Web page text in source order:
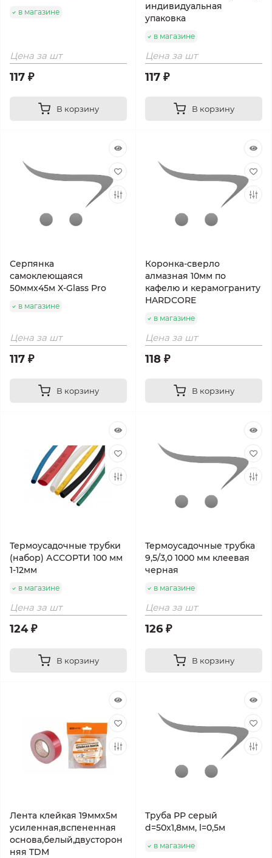
в магазине
Цена за шт
117 ₽
В корзину
индивидуальная
упаковка
в магазине
Цена за шт
117 ₽
В корзину
Серпянка
самоклеющаяся
50ммх45м X-Glass Pro
в магазине
Цена за шт
117 ₽
В корзину
Коронка-сверло
алмазная 10мм по
кафелю и керамограниту
HARDCORE
в магазине
Цена за шт
118 ₽
В корзину
Термоусадочные трубки
(набор) АССОРТИ 100 мм
1-12мм
в магазине
Цена за шт
124 ₽
В корзину
Термоусадочные трубка
9,5/3,0 1000 мм клеевая
черная
в магазине
Цена за шт
126 ₽
В корзину
Лента клейкая 19ммх5м
усиленная,вспененная
основа,белый,двусторон
няя TDM
Труба РР серый
d=50х1,8мм, l=0,5м
в магазине